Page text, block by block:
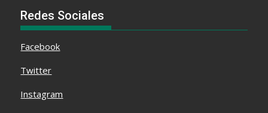
Redes Sociales
Facebook
Twitter
Instagram